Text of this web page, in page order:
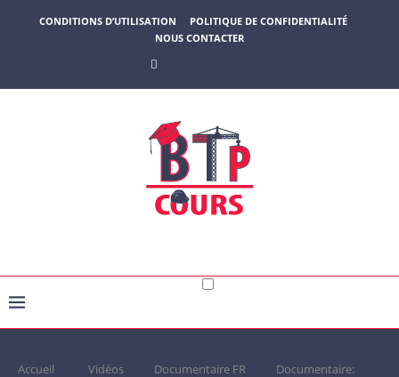
CONDITIONS D’UTILISATION
POLITIQUE DE CONFIDENTIALITÉ
NOUS CONTACTER
Accueil Vidéos Documentaire FR
Documentaire: